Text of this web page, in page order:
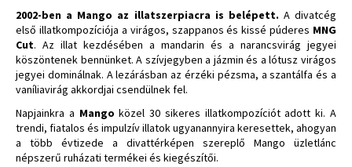
2002-ben a Mango az illatszerpiacra is belépett. A divatcég
első illatkompozíciója a virágos, szappanos és kissé púderes MNG
Cut. Az illat kezdésében a mandarin és a narancsvirág jegyei
köszöntenek bennünket. A szívjegyben a jázmin és a lótusz virágos
jegyei dominálnak. A lezárásban az érzéki pézsma, a szantálfa és a
vaníliavirág akkordjai csendülnek fel.
Napjainkra a Mango közel 30 sikeres illatkompozíciót adott ki. A
trendi, fiatalos és impulzív illatok ugyanannyira keresettek, ahogyan
a több évtizede a divattérképen szereplő Mango üzletlánc
népszerű ruházati termékei és kiegészítői.